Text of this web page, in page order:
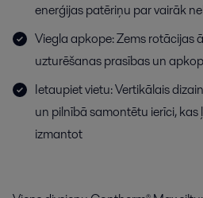
enerģijas patēriņu par vairāk
Viegla apkope: Zems rotācijas
uzturēšanas prasības un
Ietaupiet vietu: Vertikālais
un pilnībā samontētu ierīci,
izmantot